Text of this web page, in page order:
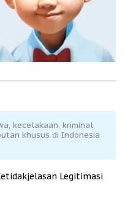
kecelakaan, kriminal,
khusus di Indonesia
Legitimasi